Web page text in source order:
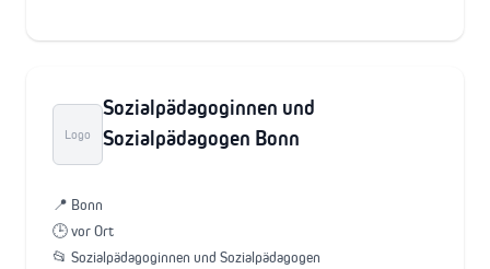
Logo
Sozialpädagoginnen und
Sozialpädagogen Bonn
📍 Bonn
🕒 vor Ort
📂 Sozialpädagoginnen und Sozialpädagogen